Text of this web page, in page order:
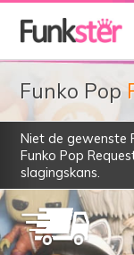
Funko Pop
Niet de gewenste
Funko Pop
slagingskans.